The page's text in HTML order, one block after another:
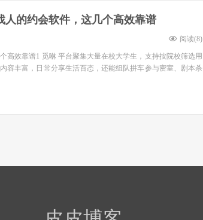
人的约会软件，这几个高效靠谱
阅读(8)
高效靠谱1 觅咻 平台聚集大量在校大学生，支持按院校筛选用
容丰富，日常分享生活百态，还能组队拼车参与密室、剧本杀